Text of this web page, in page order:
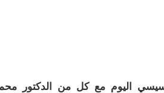
اليوم مع كل من الدكتور